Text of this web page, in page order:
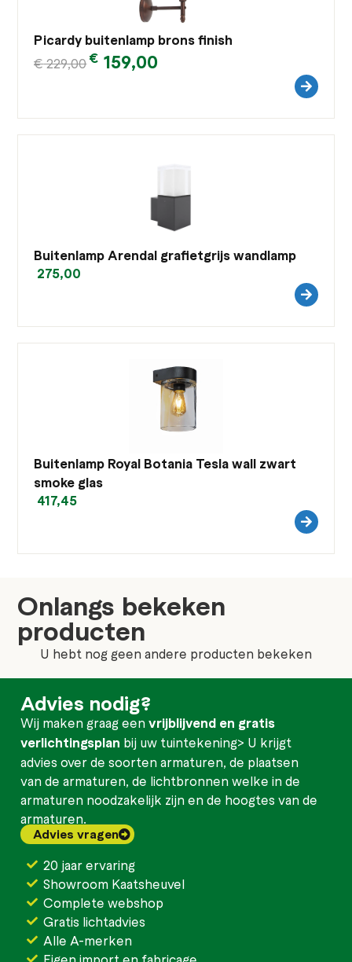
Picardy buitenlamp brons finish
€229,00€ 159,00
Buitenlamp Arendal grafietgrijs wandlamp
275,00
Buitenlamp Royal Botania Tesla wall zwart
smoke glas
417,45
Onlangs bekeken
producten
U hebt nog geen andere producten bekeken
Advies nodig?
Wij maken graag eenvrijblijvend en gratis
verlichtingsplan bij uw tuintekening> U krijgt
advies over de soorten armaturen, de plaatsen
van de armaturen, de lichtbronnen welke in de
armaturen noodzakelijk zijn en de hoogtes van de
armaturen.
Advies vragen
20 jaar ervaring
Showroom Kaatsheuvel
Complete webshop
Gratis lichtadvies
Alle A-merken